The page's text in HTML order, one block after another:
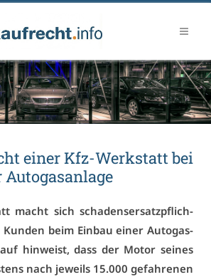
ei­ner Kfz-Werk­statt bei
macht sich scha­dens­er­satz­pflich­
beim Ein­bau ei­ner Au­to­gas­
hin­weist, dass der Mo­tor sei­nes
nach je­weils 15.000 ge­fah­re­nen